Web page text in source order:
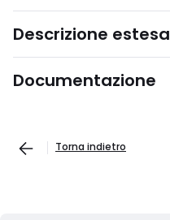
Descrizione estesa
Documentazione
Torna indietro